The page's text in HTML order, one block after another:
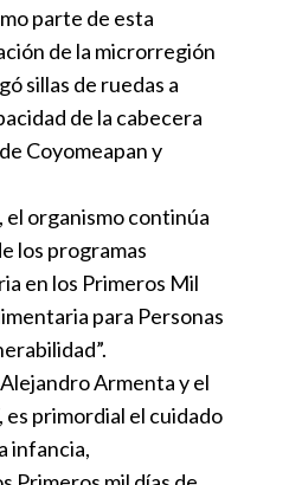
parte de esta
de la microrregión
sillas de ruedas a
de la cabecera
Coyomeapan y
el organismo continúa
los programas
en los Primeros Mil
para Personas
Armenta y el
es primordial el cuidado
infancia,